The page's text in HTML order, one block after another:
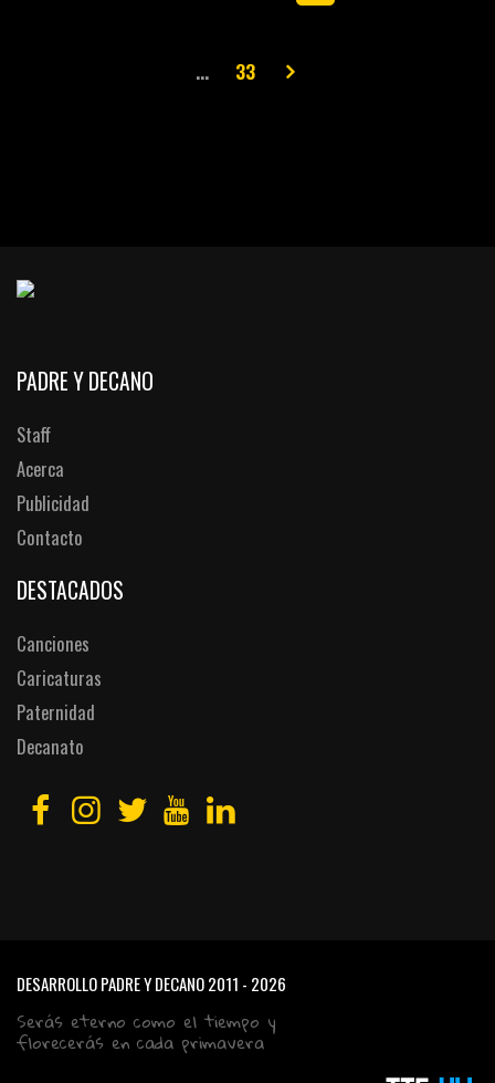
… 33
PADRE Y DECANO
Staff
Acerca
Publicidad
Contacto
DESTACADOS
Canciones
Caricaturas
Paternidad
Decanato
DESARROLLO PADRE Y DECANO2011 - 2026
Serás eterno como el tiempo y
florecerás en cada primavera